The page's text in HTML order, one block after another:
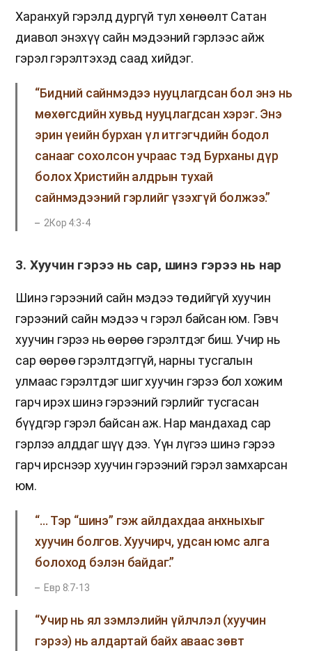
Харанхуй гэрэлд дургүй тул хөнөөлт Сатан
диавол энэхүү сайн мэдээний гэрлээс айж
гэрэл гэрэлтэхэд саад хийдэг.
“Бидний сайнмэдээ нууцлагдсан бол энэ нь
мөхөгсдийн хувьд нууцлагдсан хэрэг. Энэ
эрин үеийн бурхан үл итгэгчдийн бодол
санааг сохолсон учраас тэд Бурханы дүр
болох Христийн алдрын тухай
сайнмэдээний гэрлийг үзэхгүй болжээ.”
2Кор 4:3-4
3. Хуучин гэрээ нь сар, шинэ гэрээ нь нар
Шинэ гэрээний сайн мэдээ төдийгүй хуучин
гэрээний сайн мэдээ ч гэрэл байсан юм. Гэвч
хуучин гэрээ нь өөрөө гэрэлтдэг биш. Учир нь
сар өөрөө гэрэлтдэггүй, нарны тусгалын
улмаас гэрэлтдэг шиг хуучин гэрээ бол хожим
гарч ирэх шинэ гэрээний гэрлийг тусгасан
бүүдгэр гэрэл байсан аж. Нар мандахад сар
гэрлээ алддаг шүү дээ. Үүн лүгээ шинэ гэрээ
гарч ирснээр хуучин гэрээний гэрэл замхарсан
юм.
“… Тэр “шинэ” гэж айлдахдаа анхныхыг
хуучин болгов. Хуучирч, удсан юмс алга
болоход бэлэн байдаг.”
Евр 8:7-13
“Учир нь ял зэмлэлийн үйлчлэл (хуучин
гэрээ) нь алдартай байх аваас зөвт